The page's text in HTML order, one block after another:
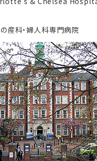
産科・婦人科専門病院